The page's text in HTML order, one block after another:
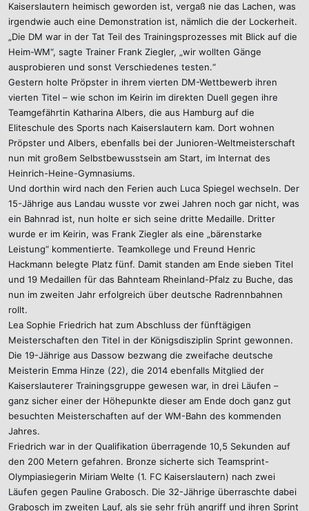
Kaiserslautern heimisch geworden ist, vergaß nie das Lachen, was
irgendwie auch eine Demonstration ist, nämlich die der Lockerheit.
„Die DM war in der Tat Teil des Trainingsprozesses mit Blick auf die
Heim-WM“, sagte Trainer Frank Ziegler, „wir wollten Gänge
ausprobieren und sonst Verschiedenes testen.“
Gestern holte Pröpster in ihrem vierten DM-Wettbewerb ihren
vierten Titel – wie schon im Keirin im direkten Duell gegen ihre
Teamgefährtin Katharina Albers, die aus Hamburg auf die
Eliteschule des Sports nach Kaiserslautern kam. Dort wohnen
Pröpster und Albers, ebenfalls bei der Junioren-Weltmeisterschaft
nun mit großem Selbstbewusstsein am Start, im Internat des
Heinrich-Heine-Gymnasiums.
Und dorthin wird nach den Ferien auch Luca Spiegel wechseln. Der
15-Jährige aus Landau wusste vor zwei Jahren noch gar nicht, was
ein Bahnrad ist, nun holte er sich seine dritte Medaille. Dritter
wurde er im Keirin, was Frank Ziegler als eine „bärenstarke
Leistung“ kommentierte. Teamkollege und Freund Henric
Hackmann belegte Platz fünf. Damit standen am Ende sieben Titel
und 19 Medaillen für das Bahnteam Rheinland-Pfalz zu Buche, das
nun im zweiten Jahr erfolgreich über deutsche Radrennbahnen
rollt.
Lea Sophie Friedrich hat zum Abschluss der fünftägigen
Meisterschaften den Titel in der Königsdisziplin Sprint gewonnen.
Die 19-Jährige aus Dassow bezwang die zweifache deutsche
Meisterin Emma Hinze (22), die 2014 ebenfalls Mitglied der
Kaiserslauterer Trainingsgruppe gewesen war, in drei Läufen –
ganz sicher einer der Höhepunkte dieser am Ende doch ganz gut
besuchten Meisterschaften auf der WM-Bahn des kommenden
Jahres.
Friedrich war in der Qualifikation überragende 10,5 Sekunden auf
den 200 Metern gefahren. Bronze sicherte sich Teamsprint-
Olympiasiegerin Miriam Welte (1. FC Kaiserslautern) nach zwei
Läufen gegen Pauline Grabosch. Die 32-Jährige überraschte dabei
Grabosch im zweiten Lauf, als sie sehr früh angriff und ihren Sprint